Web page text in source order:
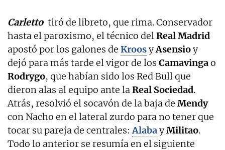
Carletto tiró de libreto, que rima. Conservador
hasta el paroxismo, el técnico delReal Madrid
apostó por los galones de KroosyAsensioy
dejó para más tarde el vigor de los Camavingao
Rodrygo, que habían sido los Red Bull que
dieron alas al equipo ante laReal Sociedad.
Atrás, resolvió el socavón de la baja de Mendy
con Nacho en el lateral zurdo para no tener que
tocar su pareja de centrales:AlabayMilitao.
Todo lo anterior se resumía en el siguiente